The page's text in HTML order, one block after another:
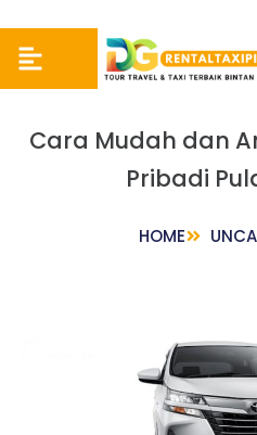
Cara Mudah dan
Pribadi
HOME